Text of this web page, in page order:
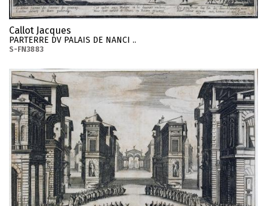
Callot Jacques
PARTERRE DV PALAIS DE NANCI ..
S-FN3883